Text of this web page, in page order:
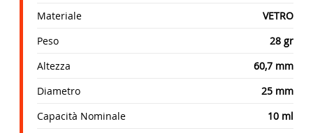
Materiale
VETRO
Peso
28 gr
Altezza
60,7 mm
Diametro
25 mm
Capacità Nominale
10 ml